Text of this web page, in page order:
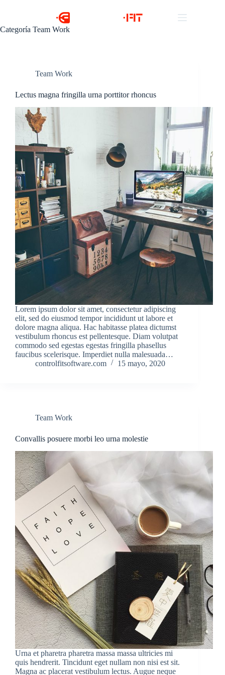
Categoría Team Work
Team Work
Lectus magna fringilla urna porttitor rhoncus
Lorem ipsum dolor sit amet, consectetur adipiscing
elit, sed do eiusmod tempor incididunt ut labore et
dolore magna aliqua. Hac habitasse platea dictumst
vestibulum rhoncus est pellentesque. Diam volutpat
commodo sed egestas egestas fringilla phasellus
faucibus scelerisque. Imperdiet nulla malesuada…
controlfitsoftware.com
15 mayo, 2020
Team Work
Convallis posuere morbi leo urna molestie
Urna et pharetra pharetra massa massa ultricies mi
quis hendrerit. Tincidunt eget nullam non nisi est sit.
Magna ac placerat vestibulum lectus. Augue neque